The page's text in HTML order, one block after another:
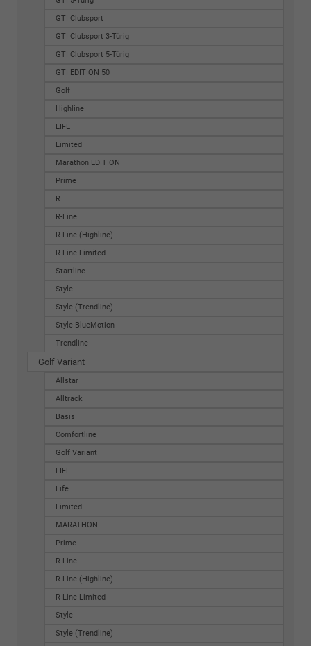
GTI Clubsport
GTI Clubsport 3-Türig
GTI Clubsport 5-Türig
GTI EDITION 50
Golf
Highline
LIFE
Limited
Marathon EDITION
Prime
R
R-Line
R-Line (Highline)
R-Line Limited
Startline
Style
Style (Trendline)
Style BlueMotion
Trendline
Golf Variant
Allstar
Alltrack
Basis
Comfortline
Golf Variant
LIFE
Life
Limited
MARATHON
Prime
R-Line
R-Line (Highline)
R-Line Limited
Style
Style (Trendline)